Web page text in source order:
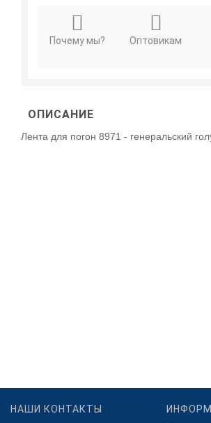
Почему мы? Оптовикам
ОПИСАНИЕ
Лента для погон 8971 - генеральский
НАШИ КОНТАКТЫ